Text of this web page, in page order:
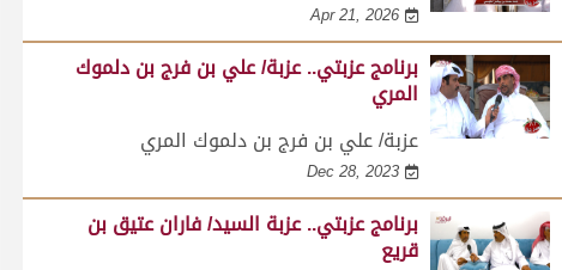
Apr 21, 2026
برنامج عزبتي.. عزبة/ علي بن فرج بن دلموك
المري
عزبة/ علي بن فرج بن دلموك المري
Dec 28, 2023
برنامج عزبتي.. عزبة السيد/ فاران عتيق بن
قريع